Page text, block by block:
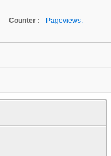
Counter :
Pageviews.